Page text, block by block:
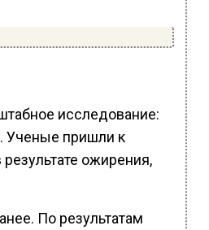
исследование:
Ученые пришли к
ожирения,
По результатам